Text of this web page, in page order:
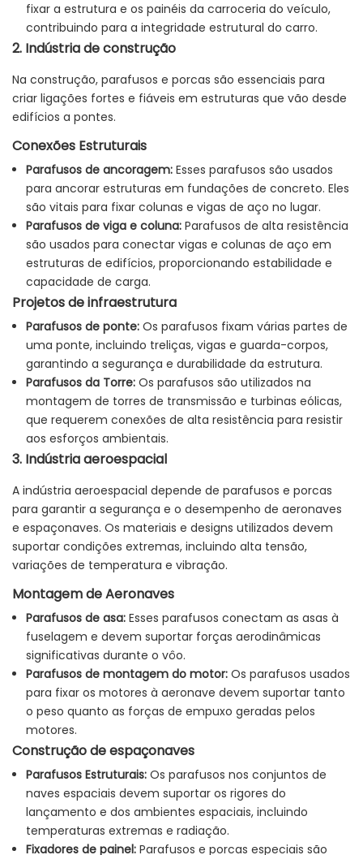
fixar a estrutura e os painéis da carroceria do veículo,
contribuindo para a integridade estrutural do carro.
2. Indústria de construção
Na construção, parafusos e porcas são essenciais para
criar ligações fortes e fiáveis ​​em estruturas que vão desde
edifícios a pontes.
Conexões Estruturais
Parafusos de ancoragem: Esses parafusos são usados ​​
para ancorar estruturas em fundações de concreto. Eles
são vitais para fixar colunas e vigas de aço no lugar.
Parafusos de viga e coluna: Parafusos de alta resistência
são usados ​​para conectar vigas e colunas de aço em
estruturas de edifícios, proporcionando estabilidade e
capacidade de carga.
Projetos de infraestrutura
Parafusos de ponte: Os parafusos fixam várias partes de
uma ponte, incluindo treliças, vigas e guarda-corpos,
garantindo a segurança e durabilidade da estrutura.
Parafusos da Torre: Os parafusos são utilizados na
montagem de torres de transmissão e turbinas eólicas,
que requerem conexões de alta resistência para resistir
aos esforços ambientais.
3. Indústria aeroespacial
A indústria aeroespacial depende de parafusos e porcas
para garantir a segurança e o desempenho de aeronaves
e espaçonaves. Os materiais e designs utilizados devem
suportar condições extremas, incluindo alta tensão,
variações de temperatura e vibração.
Montagem de Aeronaves
Parafusos de asa: Esses parafusos conectam as asas à
fuselagem e devem suportar forças aerodinâmicas
significativas durante o vôo.
Parafusos de montagem do motor: Os parafusos usados
​​para fixar os motores à aeronave devem suportar tanto
o peso quanto as forças de empuxo geradas pelos
motores.
Construção de espaçonaves
Parafusos Estruturais: Os parafusos nos conjuntos de
naves espaciais devem suportar os rigores do
lançamento e dos ambientes espaciais, incluindo
temperaturas extremas e radiação.
Fixadores de painel: Parafusos e porcas especiais são